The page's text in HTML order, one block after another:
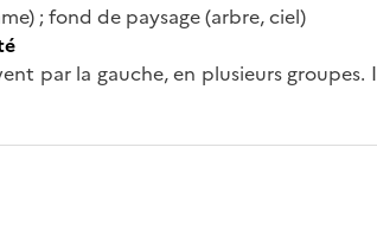
; fond de paysage (arbre, ciel)
par la gauche, en plusieurs